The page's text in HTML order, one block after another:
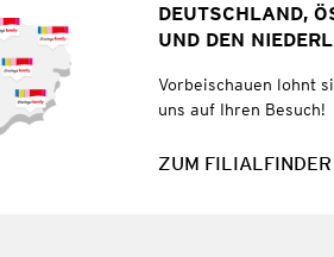
DEUTSCHLAND,
UND DEN
Vorbeischauen lohnt
uns auf Ihren Besuch!
ZUM FILIALFINDER